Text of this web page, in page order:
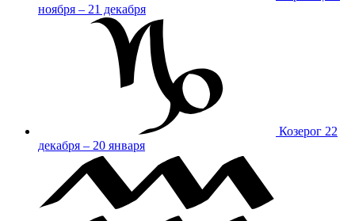
ноября – 21 декабря
Козерог 22
декабря – 20 января